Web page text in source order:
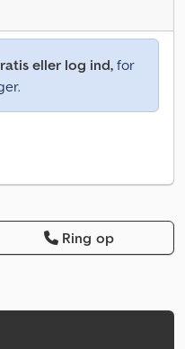
eller log ind,for
Ring op